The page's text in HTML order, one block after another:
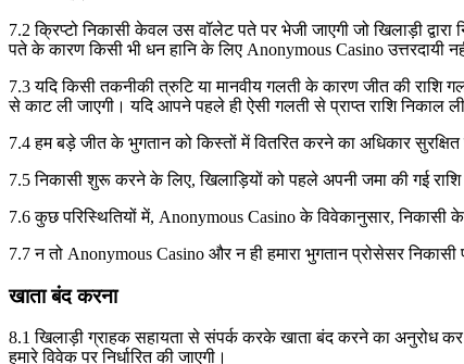
7.2 क्रिप्टो निकासी केवल उस वॉलेट पते पर भेजी जाएगी जो खिलाड़ी
पते के कारण किसी भी धन हानि के लिए Anonymous Casino उत्तरदायी
7.3 यदि किसी तकनीकी त्रुटि या मानवीय गलती के कारण जीत की राशि
से काट ली जाएगी। यदि आपने पहले ही ऐसी गलती से प्राप्त राशि निकाल
7.4 हम बड़े जीत के भुगतान को किस्तों में वितरित करने का अधिकार
7.5 निकासी शुरू करने के लिए, खिलाड़ियों को पहले अपनी जमा की गई
7.6 कुछ परिस्थितियों में, Anonymous Casino के विवेकानुसार,
7.7 न तो Anonymous Casino और न ही हमारा भुगतान प्रोसेसर निकासी
खाता बंद करना
8.1 खिलाड़ी ग्राहक सहायता से संपर्क करके खाता बंद करने का अनुरोध
हमारे विवेक पर निर्धारित की जाएगी।